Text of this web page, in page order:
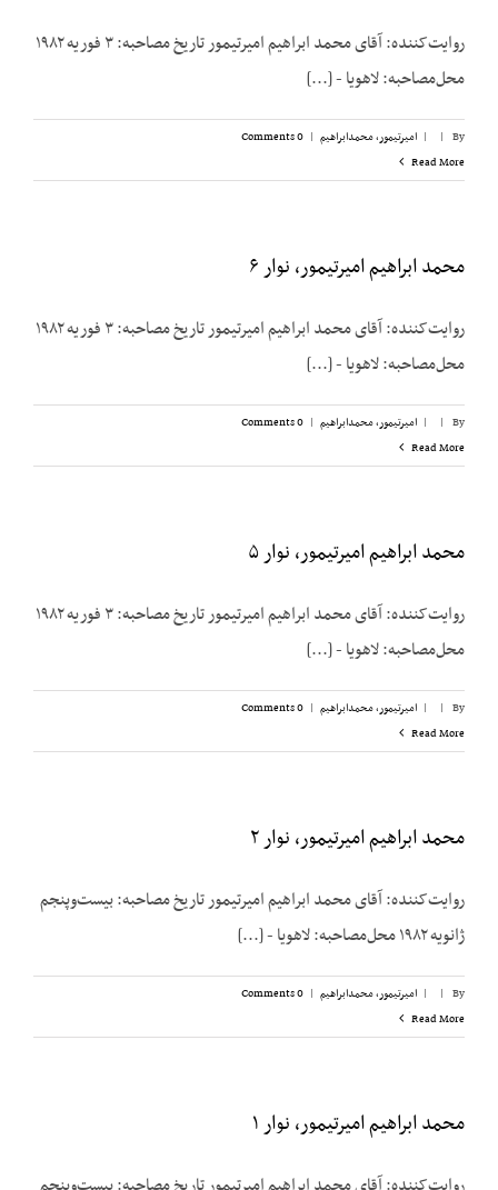
روایت‌کننده: آقای محمد ابراهیم امیرتیمور تاریخ مصاحبه: ۳ فوریه ۱۹۸۲
محل‌مصاحبه: لاهویا - [...]
By
|
| امیرتیمور، محمدابراهیم |
0 Comments
Read More
محمد ابراهیم امیرتیمور، نوار ۶
روایت‌کننده: آقای محمد ابراهیم امیرتیمور تاریخ مصاحبه: ۳ فوریه ۱۹۸۲
محل‌مصاحبه: لاهویا - [...]
By
|
| امیرتیمور، محمدابراهیم |
0 Comments
Read More
محمد ابراهیم امیرتیمور، نوار ۵
روایت‌کننده: آقای محمد ابراهیم امیرتیمور تاریخ مصاحبه: ۳ فوریه ۱۹۸۲
محل‌مصاحبه: لاهویا - [...]
By
|
| امیرتیمور، محمدابراهیم |
0 Comments
Read More
محمد ابراهیم امیرتیمور، نوار ۲
روایت‌کننده: آقای محمد ابراهیم امیرتیمور تاریخ مصاحبه: بیست‌وپنجم
ژانویه ۱۹۸۲ محل‌مصاحبه: لاهویا - [...]
By
|
| امیرتیمور، محمدابراهیم |
0 Comments
Read More
محمد ابراهیم امیرتیمور، نوار ۱